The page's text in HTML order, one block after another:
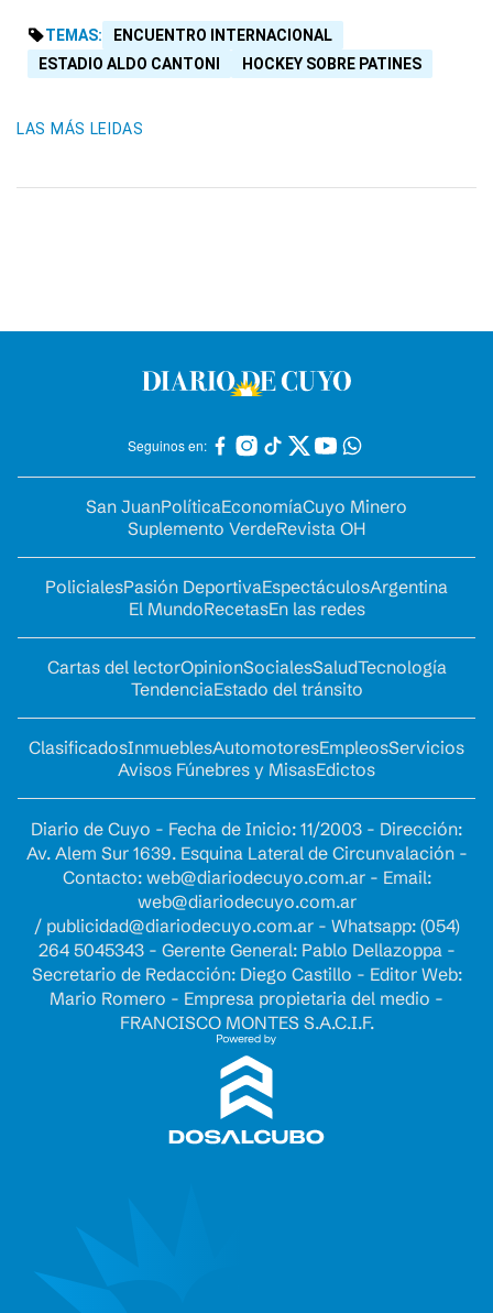
TEMAS:
ENCUENTRO INTERNACIONAL
ESTADIO ALDO CANTONI
HOCKEY SOBRE PATINES
LAS MÁS LEIDAS
Seguinos en:
San JuanPolíticaEconomíaCuyo Minero
Suplemento VerdeRevista OH
PolicialesPasión DeportivaEspectáculosArgentina
El MundoRecetasEn las redes
Cartas del lectorOpinionSocialesSaludTecnología
TendenciaEstado del tránsito
ClasificadosInmueblesAutomotoresEmpleosServicios
Avisos Fúnebres y MisasEdictos
Diario de Cuyo - Fecha de Inicio: 11/2003 - Dirección:
Av. Alem Sur 1639. Esquina Lateral de Circunvalación -
Contacto: web@diariodecuyo.com.ar- Email:
web@diariodecuyo.com.ar
/ publicidad@diariodecuyo.com.ar- Whatsapp: (054)
264 5045343 - Gerente General: Pablo Dellazoppa -
Secretario de Redacción: Diego Castillo - Editor Web:
Mario Romero - Empresa propietaria del medio -
FRANCISCO MONTES S.A.C.I.F.